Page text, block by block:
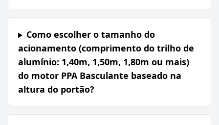
Como escolher o tamanho do
acionamento (comprimento do trilho de
alumínio: 1,40m, 1,50m, 1,80m ou mais)
do motor PPA Basculante baseado na
altura do portão?